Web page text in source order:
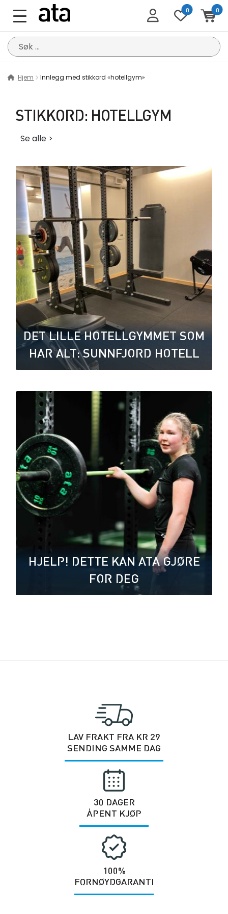
0 0
Søk
etter:
Hjem Innlegg med stikkord «hotellgym»
STIKKORD: HOTELLGYM
Se alle >
DET LILLE HOTELLGYMMET SOM
HAR ALT: SUNNFJORD HOTELL
HJELP! DETTE KAN ATA GJØRE
FOR DEG
LAV FRAKT FRA KR 29
SENDING SAMME DAG
30 DAGER
ÅPENT KJØP
100%
FORNØYDGARANTI